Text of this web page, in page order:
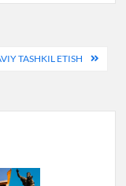
TASHKIL ETISH